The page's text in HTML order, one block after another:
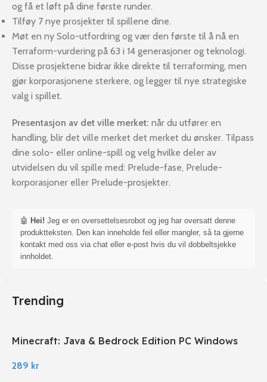
og få et løft på dine første runder.
Tilføy 7 nye prosjekter til spillene dine.
Møt en ny Solo-utfordring og vær den første til å nå en
Terraform-vurdering på 63 i 14 generasjoner og teknologi.
Disse prosjektene bidrar ikke direkte til terraforming, men
gjør korporasjonene sterkere, og legger til nye strategiske
valg i spillet.
Presentasjon av det ville merket: når du utfører en
handling, blir det ville merket det merket du ønsker. Tilpass
dine solo- eller online-spill og velg hvilke deler av
utvidelsen du vil spille med: Prelude-fase, Prelude-
korporasjoner eller Prelude-prosjekter.
🤖 Hei! Jeg er en oversettelsesrobot og jeg har oversatt denne
produktteksten. Den kan inneholde feil eller mangler, så ta gjerne
kontakt med oss via chat eller e-post hvis du vil dobbeltsjekke
innholdet.
Trending
Minecraft: Java & Bedrock Edition PC Windows
289 kr